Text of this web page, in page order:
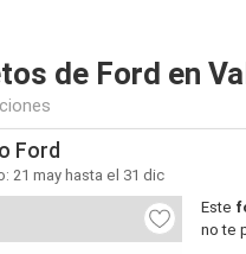
de Ford en
Ford
21 may hasta el 31 dic
Este
no te